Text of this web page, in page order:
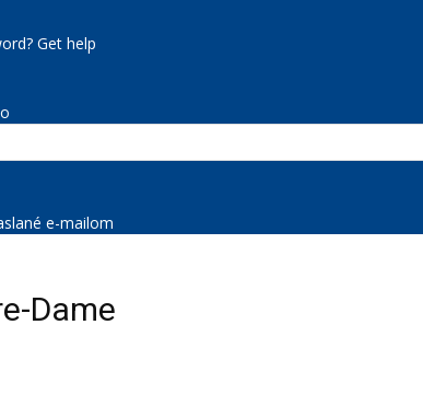
Get help
e-mailom
Dame